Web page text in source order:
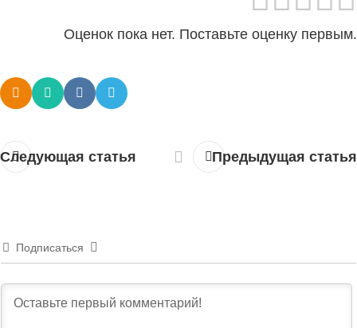
Оценок пока нет. Поставьте оценку первым.
Следующая статья Предыдущая статья
Подписаться